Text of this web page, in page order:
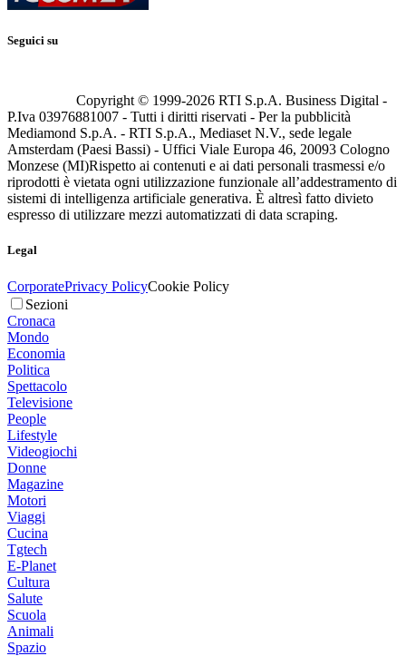
Seguici su
Copyright © 1999-2026 RTI S.p.A. Business Digital -
P.Iva 03976881007 - Tutti i diritti riservati - Per la pubblicità
Mediamond S.p.A. - RTI S.p.A., Mediaset N.V., sede legale
Amsterdam (Paesi Bassi) - Uffici Viale Europa 46, 20093 Cologno
Monzese (MI)Rispetto ai contenuti e ai dati personali trasmessi e/o
riprodotti è vietata ogni utilizzazione funzionale all’addestramento di
sistemi di intelligenza artificiale generativa. È altresì fatto divieto
espresso di utilizzare mezzi automatizzati di data scraping.
Legal
CorporatePrivacy PolicyCookie Policy
Sezioni
Cronaca
Mondo
Economia
Politica
Spettacolo
Televisione
People
Lifestyle
Videogiochi
Donne
Magazine
Motori
Viaggi
Cucina
Tgtech
E-Planet
Cultura
Salute
Scuola
Animali
Spazio